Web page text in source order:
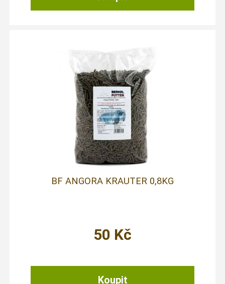
BF ANGORA KRAUTER 0,8KG
50 Kč